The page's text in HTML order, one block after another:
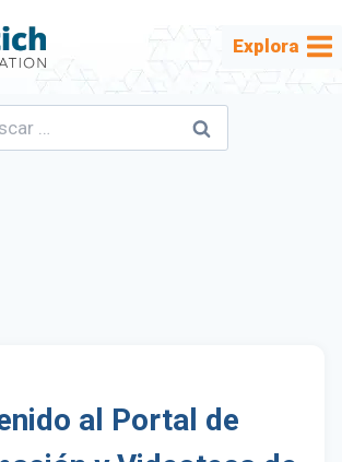
Explora
al Portal de